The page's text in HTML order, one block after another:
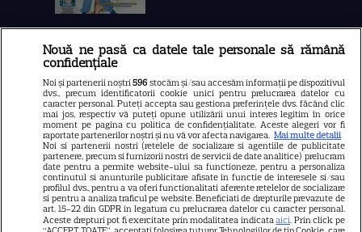
Libertatea
Libertatea pentru femei
GSP
Știri mondene
Avantaje
Elle
Unica
Retete practice
Nouă ne pasă ca datele tale personale să rămână
confidențiale
Noi și partenerii noștri596 stocăm și/sau accesăm informații pe dispozitivul
dvs., precum identificatorii cookie unici pentru prelucrarea datelor cu
caracter personal. Puteți accepta sau gestiona preferințele dvs. făcând clic
mai jos, respectiv vă puteți opune utilizării unui interes legitim în orice
moment pe pagina cu politica de confidențialitate. Aceste alegeri vor fi
raportate partenerilor noștri și nu vă vor afecta navigarea. Mai multe detalii
Noi si partenerii nostri (retelele de socializare si agentiile de publicitate
partenere, precum si furnizorii nostri de servicii de date analitice) prelucram
date pentru a permite website-ului sa functioneze, pentru a personaliza
continutul si anunturile publicitare afisate in functie de interesele si/sau
profilul dvs., pentru a va oferi functionalitati aferente retelelor de socializare
si pentru a analiza traficul pe website. Beneficiati de drepturile prevazute de
art. 15-22 din GDPR in legatura cu prelucrarea datelor cu caracter personal.
Aceste drepturi pot fi exercitate prin modalitatea indicataaici. Prin click pe